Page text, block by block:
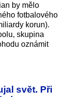
by mělo
fotbalového
korun).
skupina
oznámit
svět. Při